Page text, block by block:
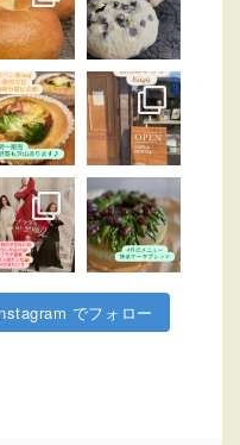
でフォロー